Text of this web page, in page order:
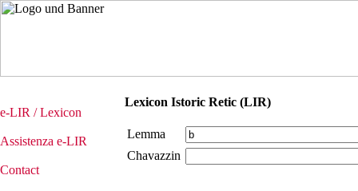
e-LIR / Lexicon
Assistenza e-LIR
Contact
Lexicon Istoric Retic (LIR)
Lemma
Chavazzin